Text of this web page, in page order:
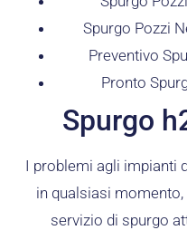
Spurgo Pozzi
Preventivo
Pronto
Spurgo
I problemi agli impianti
in qualsiasi
servizio di spurgo